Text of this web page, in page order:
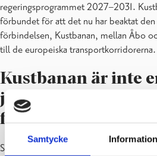
Samtycke Information
regeringsprogrammet 2027–2031.
förbundet för att det nu har beaktat
förbindelsen, Kustbanan, mellan Åbo
till de europeiska transportkorridorerna.
Kustbanan är inte
järnväg utan en
för västra Finland
Som Trafikledsverkets konstaterar: